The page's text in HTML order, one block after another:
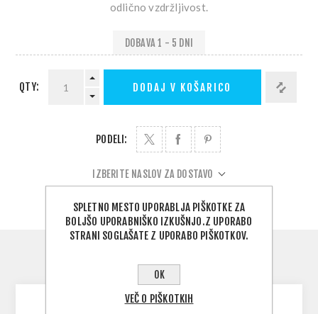
odlično vzdržljivost.
DOBAVA 1 - 5 DNI
QTY: DODAJ V KOŠARICO
PODELI:
IZBERITE NASLOV ZA DOSTAVO
OPIS IZDELKA
SPLETNO MESTO UPORABLJA PIŠKOTKE ZA
BOLJŠO UPORABNIŠKO IZKUŠNJO.Z UPORABO
STRANI SOGLAŠATE Z UPORABO PIŠKOTKOV.
OK
VEČ O PIŠKOTKIH